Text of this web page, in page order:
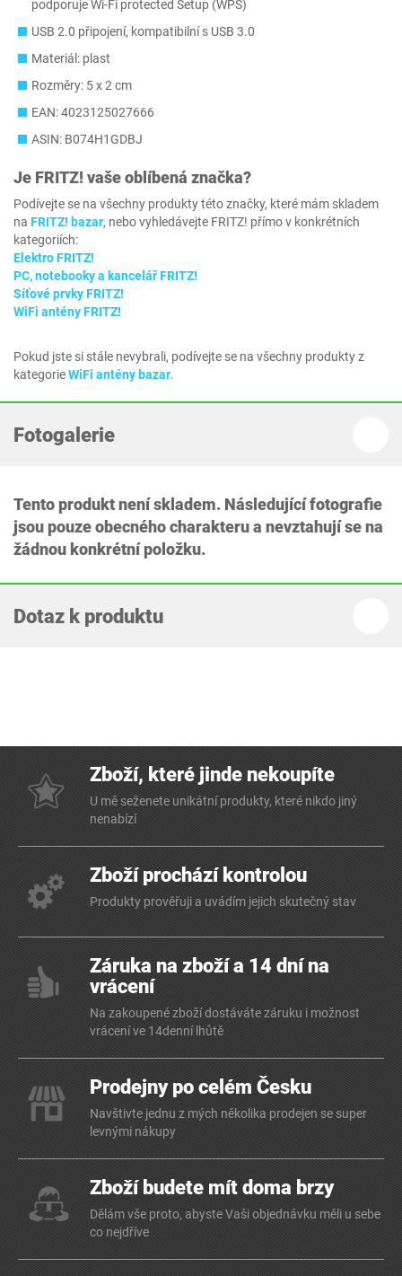
podporuje Wi-Fi protected Setup (WPS)
USB 2.0 připojení, kompatibilní s USB 3.0
Materiál: plast
Rozměry: 5 x 2 cm
EAN: 4023125027666
ASIN: B074H1GDBJ
Je FRITZ! vaše oblíbená značka?
Podívejte se na všechny produkty této značky, které mám skladem
na FRITZ! bazar, nebo vyhledávejte FRITZ! přímo v konkrétních
kategoriích:
Elektro FRITZ!
PC, notebooky a kancelář FRITZ!
Síťové prvky FRITZ!
WiFi antény FRITZ!
Pokud jste si stále nevybrali, podívejte se na všechny produkty z
kategorieWiFi antény bazar.
Fotogalerie
Tento produkt není skladem. Následující fotografie
jsou pouze obecného charakteru a nevztahují se na
žádnou konkrétní položku.
Dotaz k produktu
Zboží, které jinde nekoupíte
U mě seženete unikátní produkty, které nikdo jiný
nenabízí
Zboží prochází kontrolou
Produkty prověřuji a uvádím jejich skutečný stav
Záruka na zboží a 14 dní na
vrácení
Na zakoupené zboží dostáváte záruku i možnost
vrácení ve 14denní lhůtě
Prodejny po celém Česku
Navštivte jednu z mých několika prodejen se super
levnými nákupy
Zboží budete mít doma brzy
Dělám vše proto, abyste Vaši objednávku měli u sebe
co nejdříve